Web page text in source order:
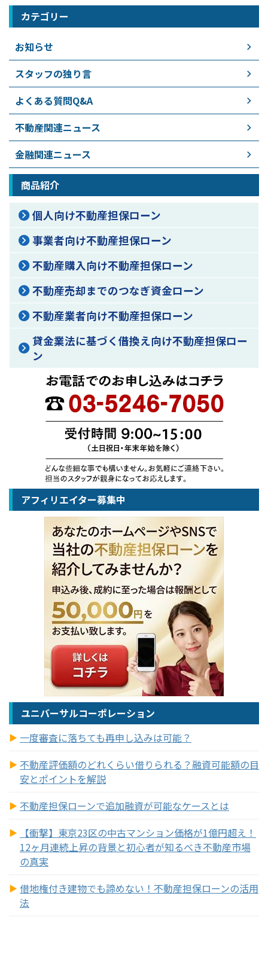
カテゴリー
お知らせ
スタッフの独り言
よくある質問Q&A
不動産関連ニュース
金融関連ニュース
商品紹介
個人向け不動産担保ローン
事業者向け不動産担保ローン
不動産購入向け不動産担保ローン
不動産売却までのつなぎ資金ローン
不動産業者向け不動産担保ローン
貸金業法に基づく借換え向け不動産担保ロー
ン
アフィリエイター募集中
ユニバーサルコーポレーション
一度審査に落ちても再申し込みは可能？
不動産評価額のどれくらい借りられる？融資可能額の目
安とポイントを解説
不動産担保ローンで追加融資が可能なケースとは
【衝撃】東京23区の中古マンション価格が1億円超え！
12ヶ月連続上昇の背景と初心者が知るべき不動産市場
の真実
借地権付き建物でも諦めない！不動産担保ローンの活用
法